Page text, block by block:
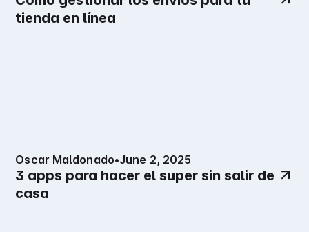
tienda en línea
Oscar Maldonado•June 2, 2025
3 apps para hacer el super sin salir de
casa